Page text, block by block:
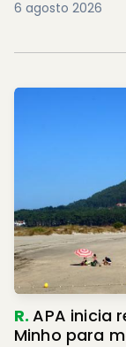
6 agosto 2026
R.APA inicia
Minho para